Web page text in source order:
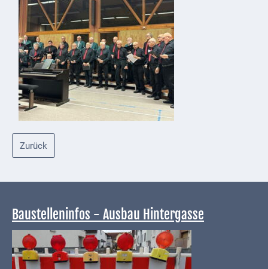
Zurück
Baustelleninfos - Ausbau Hintergasse